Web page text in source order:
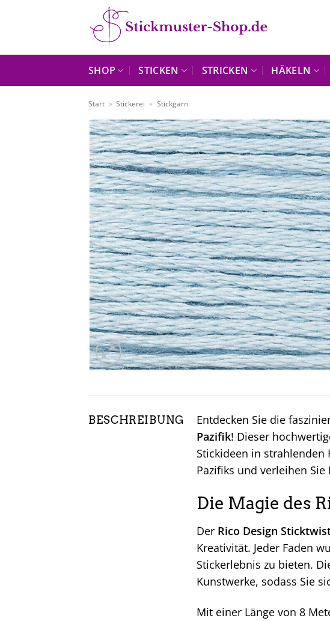
SHOP STICKEN STRICKEN HÄKELN
Start » Stickerei » Stickgarn
BESCHREIBUNG Entdecken Sie die
Pazifik! Dieser
Stickideen in strahlenden
Pazifiks und verleihen
Die Magie des
Der Rico Design
Kreativität. Jeder Faden
Stickerlebnis zu bieten.
Kunstwerke, sodass Sie
Mit einer Länge von 8